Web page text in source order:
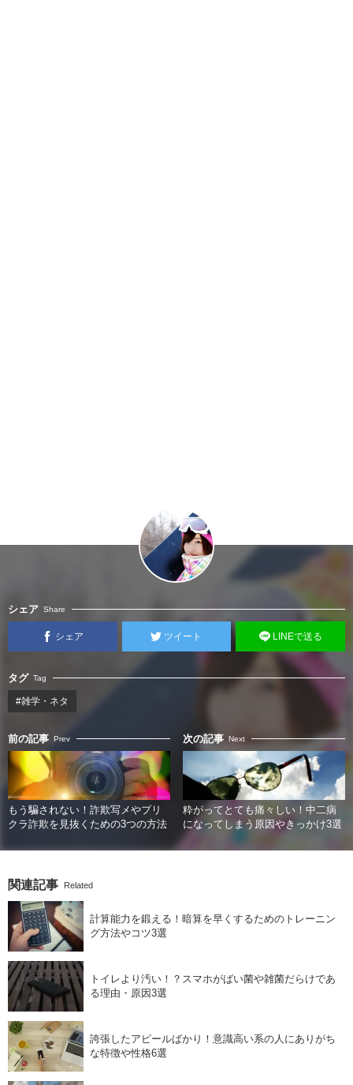
シェア Share
シェア ツイート LINEで送る
タグ Tag
#雑学・ネタ
前の記事 Prev
もう騙されない！詐欺写メやプリ
クラ詐欺を見抜くための3つの方法
次の記事 Next
粋がってとても痛々しい！中二病
になってしまう原因やきっかけ3選
関連記事 Related
計算能力を鍛える！暗算を早くするためのトレーニン
グ方法やコツ3選
トイレより汚い！？スマホがばい菌や雑菌だらけであ
る理由・原因3選
誇張したアピールばかり！意識高い系の人にありがち
な特徴や性格6選